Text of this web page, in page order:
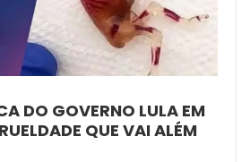
DO GOVERNO LULA EM
QUE VAI ALÉM